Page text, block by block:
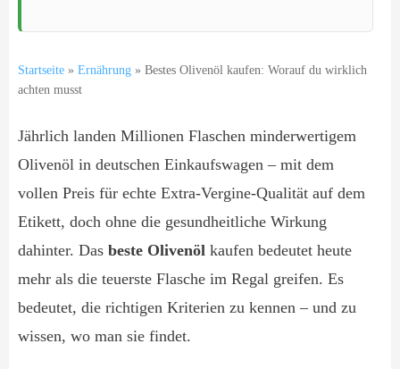
Startseite » Ernährung » Bestes Olivenöl kaufen: Worauf du wirklich
achten musst
Jährlich landen Millionen Flaschen minderwertigem
Olivenöl in deutschen Einkaufswagen – mit dem
vollen Preis für echte Extra-Vergine-Qualität auf dem
Etikett, doch ohne die gesundheitliche Wirkung
dahinter. Das beste Olivenöl kaufen bedeutet heute
mehr als die teuerste Flasche im Regal greifen. Es
bedeutet, die richtigen Kriterien zu kennen – und zu
wissen, wo man sie findet.